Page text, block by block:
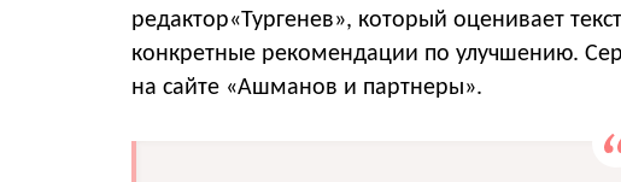
редактор«Тургенев», который оценивает
конкретные рекомендации по улучшению.
на сайте «Ашманов и партнеры».